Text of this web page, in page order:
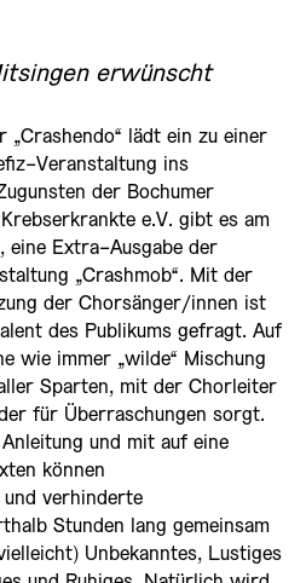
erwünscht
lädt ein zu einer
Veranstaltung ins
der Bochumer
e.V. gibt es am
eine Extra-Ausgabe der
„Crashmob“. Mit der
der Chorsänger/innen ist
des Publikums gefragt. Auf
wie immer „wilde“ Mischung
Sparten, mit der Chorleiter
für Überraschungen sorgt.
und mit auf eine
können
und verhinderte
Stunden lang gemeinsam
Unbekanntes, Lustiges